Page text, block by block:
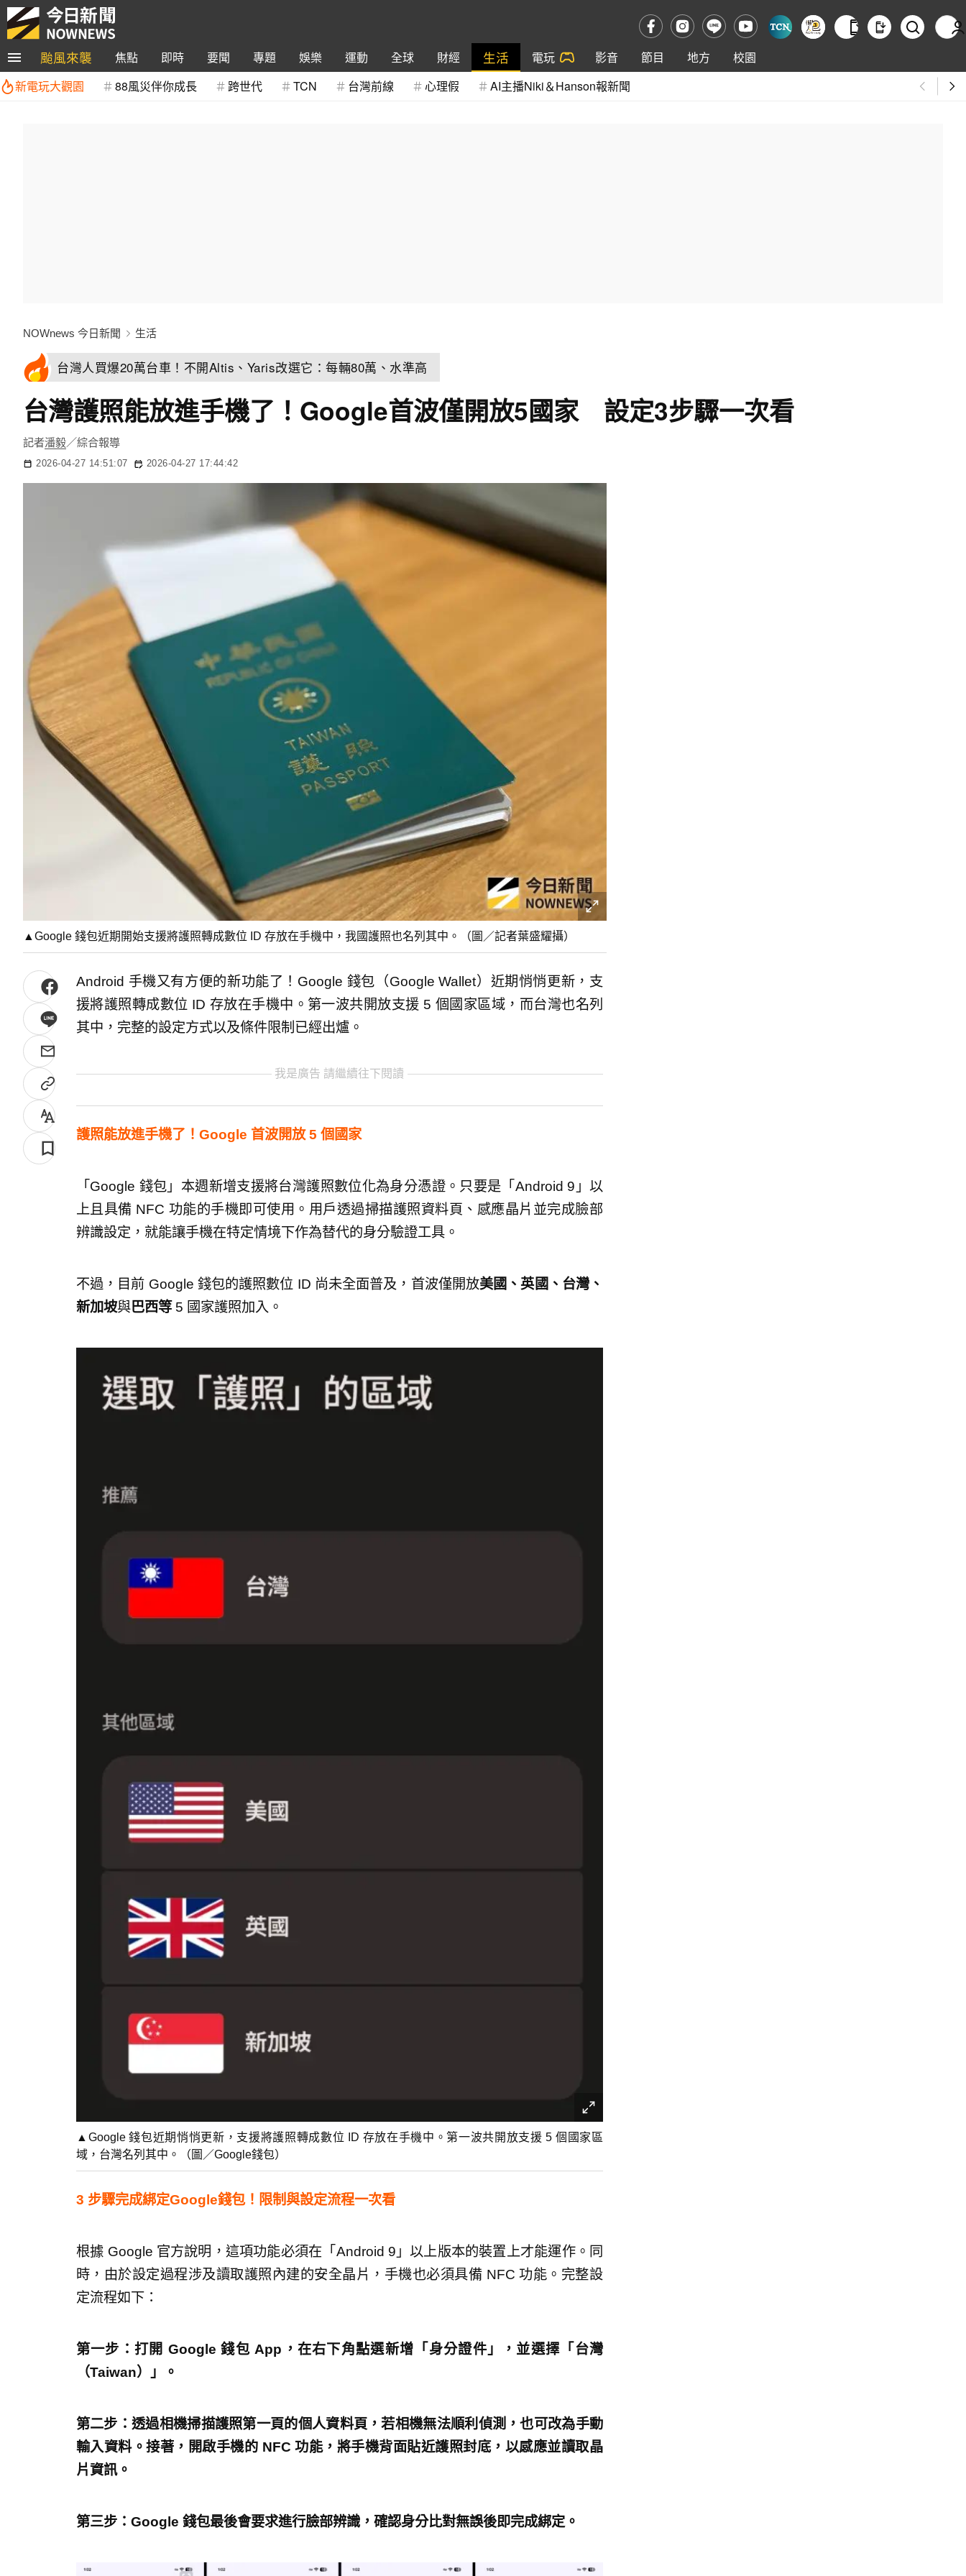
颱風來襲 焦點 即時 要聞 專題 娛樂 運動 全球 財經 生活 電玩 影音 節目 地方
校園
新電玩大觀園
88風災伴你成長 跨世代 TCN 台灣前線 心理假 AI主播Niki＆Hanson報新聞
NOWnews 今日新聞 生活
台灣人買爆20萬台車！不開Altis、Yaris改選它：每輛80萬、水準高
台灣護照能放進手機了！Google首波僅開放5國家 設定3步驟一次看
記者潘毅／綜合報導
2026-04-27 14:51:07 2026-04-27 17:44:42
▲Google 錢包近期開始支援將護照轉成數位 ID 存放在手機中，我國護照也名列其中。（圖／記者葉盛耀攝）
Android 手機又有方便的新功能了！Google 錢包（Google Wallet）近期悄悄更新，支
援將護照轉成數位 ID 存放在手機中。第一波共開放支援 5 個國家區域，而台灣也名列
其中，完整的設定方式以及條件限制已經出爐。
我是廣告 請繼續往下閱讀
護照能放進手機了！Google 首波開放 5 個國家
「Google 錢包」本週新增支援將台灣護照數位化為身分憑證。只要是「Android 9」以
上且具備 NFC 功能的手機即可使用。用戶透過掃描護照資料頁、感應晶片並完成臉部
辨識設定，就能讓手機在特定情境下作為替代的身分驗證工具。
不過，目前 Google 錢包的護照數位 ID 尚未全面普及，首波僅開放美國、英國、台灣、
新加坡與巴西等5 國家護照加入。
▲Google 錢包近期悄悄更新，支援將護照轉成數位 ID 存放在手機中。第一波共開放支援 5 個國家區
域，台灣名列其中。（圖／Google錢包）
3 步驟完成綁定Google錢包！限制與設定流程一次看
根據 Google 官方說明，這項功能必須在「Android 9」以上版本的裝置上才能運作。同
時，由於設定過程涉及讀取護照內建的安全晶片，手機也必須具備 NFC 功能。完整設
定流程如下：
第一步：打開 Google 錢包 App，在右下角點選新增「身分證件」，並選擇「台灣
（Taiwan）」。
第二步：透過相機掃描護照第一頁的個人資料頁，若相機無法順利偵測，也可改為手動
輸入資料。接著，開啟手機的 NFC 功能，將手機背面貼近護照封底，以感應並讀取晶
片資訊。
第三步：Google 錢包最後會要求進行臉部辨識，確認身分比對無誤後即完成綁定。